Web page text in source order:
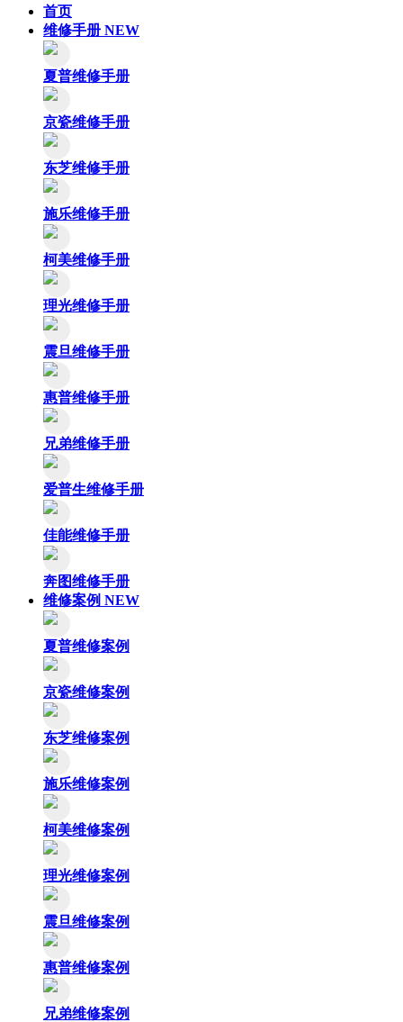
首页
维修手册 NEW
夏普维修手册
京瓷维修手册
东芝维修手册
施乐维修手册
柯美维修手册
理光维修手册
震旦维修手册
惠普维修手册
兄弟维修手册
爱普生维修手册
佳能维修手册
奔图维修手册
维修案例 NEW
夏普维修案例
京瓷维修案例
东芝维修案例
施乐维修案例
柯美维修案例
理光维修案例
震旦维修案例
惠普维修案例
兄弟维修案例